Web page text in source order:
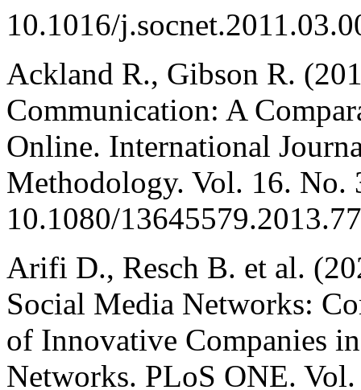
10.1016/
Ackland R., Gibson R.
Communication: A
Online. International
Methodology. Vol. 16. No.
10.1080/
Arifi D., Resch B. et al.
Social Media Networks:
of Innovative Companies
Networks. PLoS ONE.